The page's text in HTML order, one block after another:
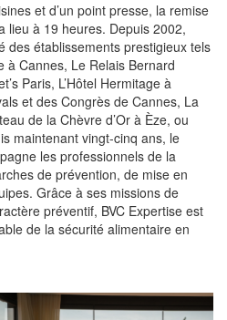
et d’un point presse, la remise
lieu à 19 heures. Depuis 2002,
des établissements prestigieux tels
à Cannes, Le Relais Bernard
Paris, L’Hôtel Hermitage à
et des Congrès de Cannes, La
de la Chèvre d’Or à Èze, ou
maintenant vingt-cinq ans, le
les professionnels de la
de prévention, de mise en
Grâce à ses missions de
préventif, BVC Expertise est
de la sécurité alimentaire en